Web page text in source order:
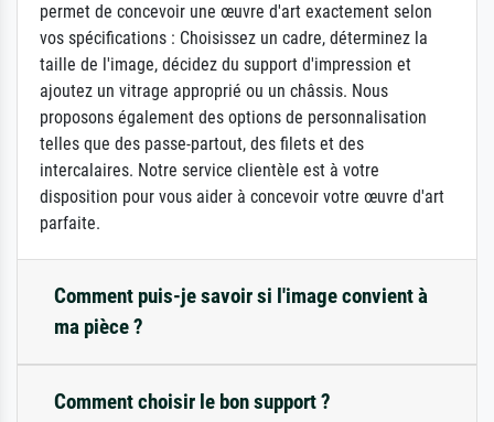
permet de concevoir une œuvre d'art exactement selon
vos spécifications : Choisissez un cadre, déterminez la
taille de l'image, décidez du support d'impression et
ajoutez un vitrage approprié ou un châssis. Nous
proposons également des options de personnalisation
telles que des passe-partout, des filets et des
intercalaires. Notre service clientèle est à votre
disposition pour vous aider à concevoir votre œuvre d'art
parfaite.
Comment puis-je savoir si l'image convient à
ma pièce ?
Comment choisir le bon support ?